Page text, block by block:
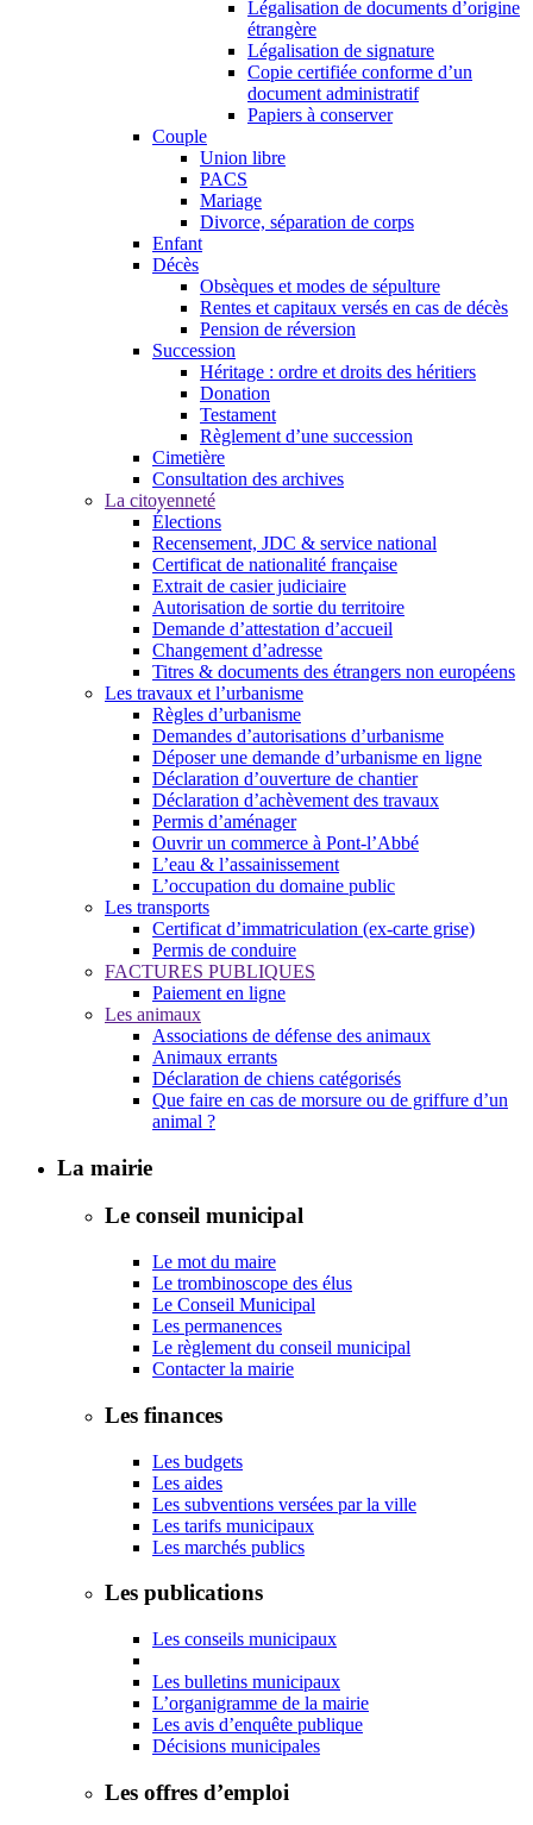
Légalisation de documents d’origine
étrangère
Légalisation de signature
Copie certifiée conforme d’un
document administratif
Papiers à conserver
Couple
Union libre
PACS
Mariage
Divorce, séparation de corps
Enfant
Décès
Obsèques et modes de sépulture
Rentes et capitaux versés en cas de décès
Pension de réversion
Succession
Héritage : ordre et droits des héritiers
Donation
Testament
Règlement d’une succession
Cimetière
Consultation des archives
La citoyenneté
Élections
Recensement, JDC & service national
Certificat de nationalité française
Extrait de casier judiciaire
Autorisation de sortie du territoire
Demande d’attestation d’accueil
Changement d’adresse
Titres & documents des étrangers non européens
Les travaux et l’urbanisme
Règles d’urbanisme
Demandes d’autorisations d’urbanisme
Déposer une demande d’urbanisme en ligne
Déclaration d’ouverture de chantier
Déclaration d’achèvement des travaux
Permis d’aménager
Ouvrir un commerce à Pont-l’Abbé
L’eau & l’assainissement
L’occupation du domaine public
Les transports
Certificat d’immatriculation (ex-carte grise)
Permis de conduire
FACTURES PUBLIQUES
Paiement en ligne
Les animaux
Associations de défense des animaux
Animaux errants
Déclaration de chiens catégorisés
Que faire en cas de morsure ou de griffure d’un
animal ?
La mairie
Le conseil municipal
Le mot du maire
Le trombinoscope des élus
Le Conseil Municipal
Les permanences
Le règlement du conseil municipal
Contacter la mairie
Les finances
Les budgets
Les aides
Les subventions versées par la ville
Les tarifs municipaux
Les marchés publics
Les publications
Les conseils municipaux
Les bulletins municipaux
L’organigramme de la mairie
Les avis d’enquête publique
Décisions municipales
Les offres d’emploi